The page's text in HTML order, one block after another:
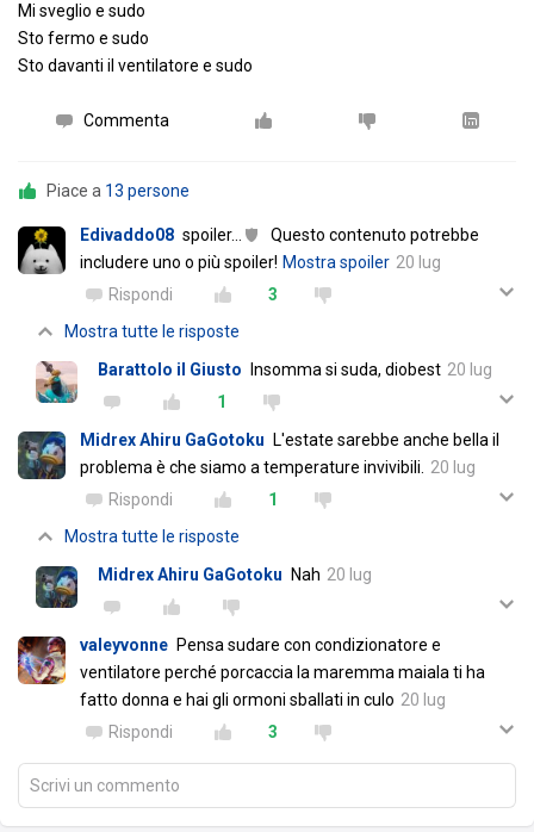
Mi sveglio e sudo
Sto fermo e sudo
Sto davanti il ventilatore e sudo
Commenta
Piace a 13 persone
Edivaddo08 spoiler…
Questo contenuto potrebbe
includere uno o più spoiler! Mostra spoiler 20 lug
Rispondi
3
Mostra tutte le risposte
Barattolo il Giusto
Insomma si suda, diobest 20 lug
1
Midrex Ahiru GaGotoku
L'estate sarebbe anche bella il
problema è che siamo a temperature invivibili.
20 lug
Rispondi
1
Mostra tutte le risposte
Midrex Ahiru GaGotoku
Nah 20 lug
valeyvonne Pensa sudare con condizionatore e
ventilatore perché porcaccia la maremma maiala ti ha
fatto donna e hai gli ormoni sballati in culo 20 lug
Rispondi
3
Scrivi un commento